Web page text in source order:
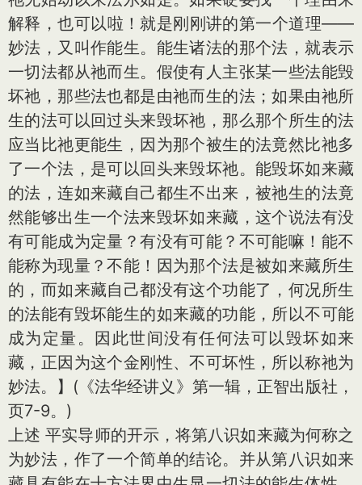
解释，也可以啦！就是刚刚讲的第一个道理——
妙法，又叫作能生。能生诸法的那个法，就表示
一切法都从祂而生。假使有人主张某一些法能毁
坏祂，那些法也都是由祂而生的法；如果由祂所
生的法可以回过头来毁坏祂，那么那个所生的法
应当比祂更能生，因为那个被生的法竟然比祂多
了一个法，是可以回头来毁坏祂。能毁坏如来藏
的法，连如来藏自己都生不出来，被祂生的法竟
然能够出生一个法来毁坏如来藏，这个说法有没
有可能成为定量？有没有可能？不可能嘛！能不
能称为现量？不能！因为那个法是被如来藏所生
的，而如来藏自己都没有这个功能了，何况所生
的法能有毁坏能生的如来藏的功能，所以不可能
成为定量。因此世间没有任何法可以毁坏如来
藏，正因为这个金刚性、不可坏性，所以称祂为
妙法。】(《法华经讲义》第一辑，正智出版社，
页7-9。)
上述 平实导师的开示，将第八识如来藏为何称之
为妙法，作了一个简单的结论。并从第八识如来